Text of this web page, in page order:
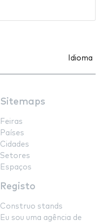
Idioma
Sitemaps
Feiras
Países
Cidades
Setores
Espaços
Registo
Construo stands
Eu sou uma agência de